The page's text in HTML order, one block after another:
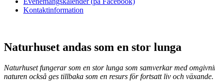
Kontaktinformation
Naturhuset andas som en stor lunga
Naturhuset fungerar som en stor lunga som samverkar med
naturen också ges tillbaka som en resurs för fortsatt liv och växande.